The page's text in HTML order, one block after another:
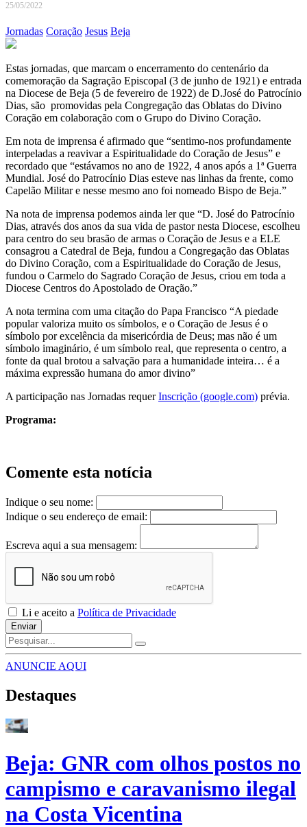
25/05/2022
Jornadas Coração Jesus Beja
Estas jornadas, que marcam o encerramento do centenário da
comemoração da Sagração Episcopal (3 de junho de 1921) e entrada
na Diocese de Beja (5 de fevereiro de 1922) de D.José do Patrocínio
Dias, são promovidas pela Congregação das Oblatas do Divino
Coração em colaboração com o Grupo do Divino Coração.
Em nota de imprensa é afirmado que “sentimo-nos profundamente
interpeladas a reavivar a Espiritualidade do Coração de Jesus” e
recordado que “estávamos no ano de 1922, 4 anos após a 1ª Guerra
Mundial. José do Patrocínio Dias esteve nas linhas da frente, como
Capelão Militar e nesse mesmo ano foi nomeado Bispo de Beja.”
Na nota de imprensa podemos ainda ler que “D. José do Patrocínio
Dias, através dos anos da sua vida de pastor nesta Diocese, escolheu
para centro do seu brasão de armas o Coração de Jesus e a ELE
consagrou a Catedral de Beja, fundou a Congregação das Oblatas
do Divino Coração, com a Espiritualidade do Coração de Jesus,
fundou o Carmelo do Sagrado Coração de Jesus, criou em toda a
Diocese Centros do Apostolado de Oração.”
A nota termina com uma citação do Papa Francisco “A piedade
popular valoriza muito os símbolos, e o Coração de Jesus é o
símbolo por excelência da misericórdia de Deus; mas não é um
símbolo imaginário, é um símbolo real, que representa o centro, a
fonte da qual brotou a salvação para a humanidade inteira… é a
máxima expressão humana do amor divino”
A participação nas Jornadas requerInscrição (google.com) prévia.
Programa:
Comente esta notícia
Indique o seu nome:
Indique o seu endereço de email:
Escreva aqui a sua mensagem:
Li e aceito a Política de Privacidade
Enviar
ANUNCIE AQUI
Destaques
Beja: GNR com olhos postos no
campismo e caravanismo ilegal
na Costa Vicentina